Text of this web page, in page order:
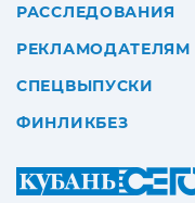
РАССЛЕДОВАНИЯ
РЕКЛАМОДАТЕЛЯМ
СПЕЦВЫПУСКИ
ФИНЛИКБЕЗ